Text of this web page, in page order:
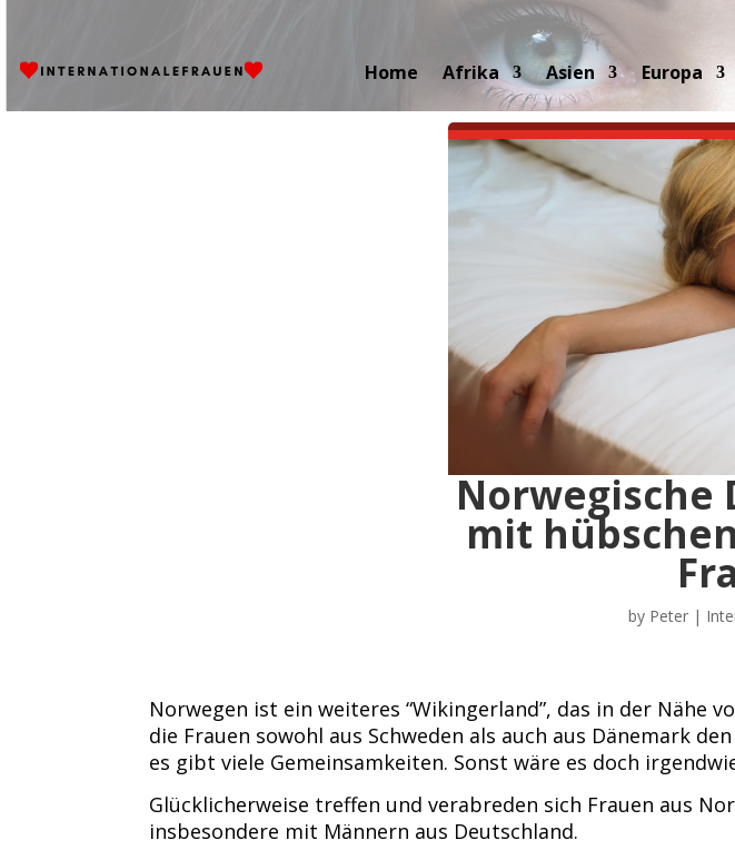
Home Afrika Asien Europa
Norwegische
mit
by Peter |
Norwegen ist ein weiteres “Wikingerland”, das in der Nähe
die Frauen sowohl aus Schweden als auch aus Dänemark
es gibt viele Gemeinsamkeiten. Sonst wäre es doch
Glücklicherweise treffen und verabreden sich Frauen aus
insbesondere mit Männern aus Deutschland.